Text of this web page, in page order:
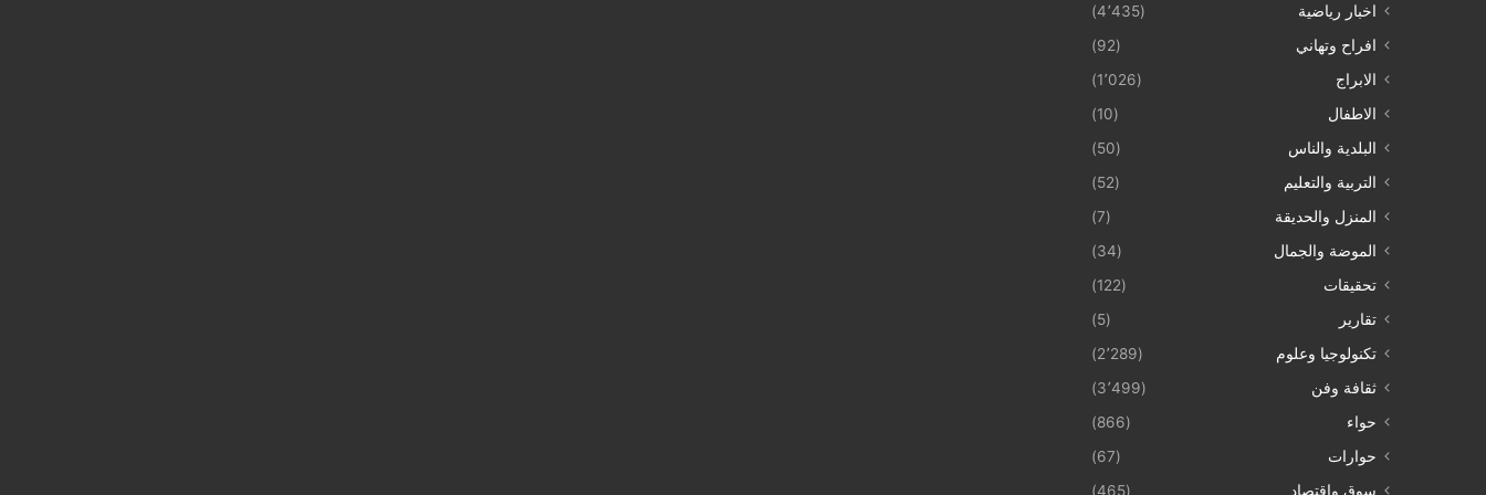
اخبار رياضية
(4٬435)
افراح وتهاني
(92)
الابراج
(1٬026)
الاطفال
(10)
البلدية والناس
(50)
التربية والتعليم
(52)
المنزل والحديقة
(7)
الموضة والجمال
(34)
تحقيقات
(122)
تقارير
(5)
تكنولوجيا وعلوم
(2٬289)
ثقافة وفن
(3٬499)
حواء
(866)
حوارات
(67)
سوق واقتصاد
(465)